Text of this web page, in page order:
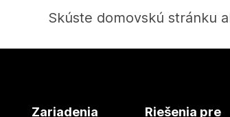
Skúste domovskú stránku
Zariadenia Riešenia pre